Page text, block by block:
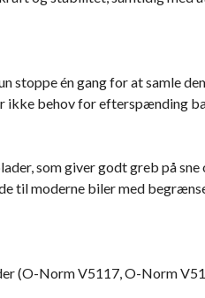
stoppe én gang for at samle
behov for efterspænding
som giver godt greb på
til moderne biler med
(O-Norm V5117, O-Norm